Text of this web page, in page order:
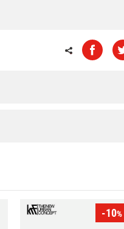
-10%